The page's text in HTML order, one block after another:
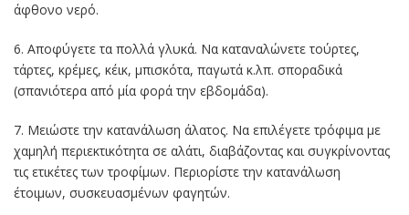
άφθονο νερό.
6. Αποφύγετε τα πολλά γλυκά. Να καταναλώνετε τούρτες,
τάρτες, κρέμες, κέικ, μπισκότα, παγωτά κ.λπ. σποραδικά
(σπανιότερα από μία φορά την εβδομάδα).
7. Μειώστε την κατανάλωση άλατος. Να επιλέγετε τρόφιμα με
χαμηλή περιεκτικότητα σε αλάτι, διαβάζοντας και συγκρίνοντας
τις ετικέτες των τροφίμων. Περιορίστε την κατανάλωση
έτοιμων, συσκευασμένων φαγητών.